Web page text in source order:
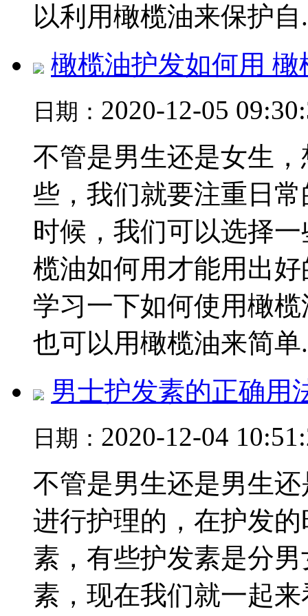
以利用橄榄油来保护自
橄榄油护发如何用
日期： 2020-12-05
不管是男生还是女生
些，我们就要注重日
时候，我们可以选择
榄油如何用才能用出
学习一下如何使用橄
也可以用橄榄油来简单
男士护发素的正确用
日期： 2020-12-04
不管是男生还是男生
进行护理的，在护发
素，有些护发素是分
素，现在我们就一起